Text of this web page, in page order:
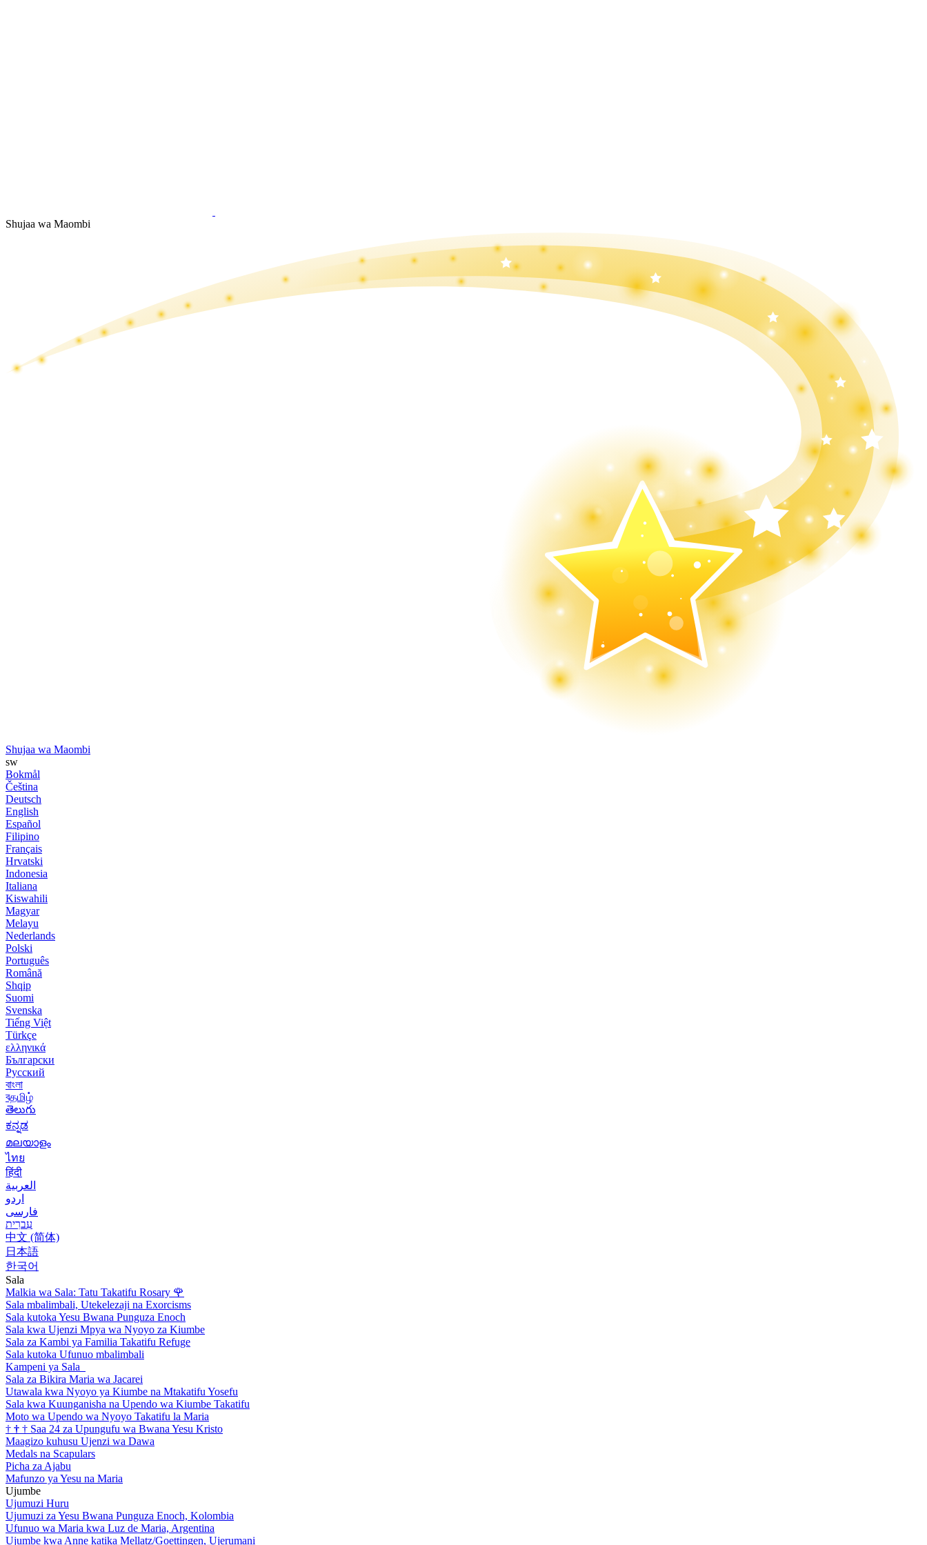
Shujaa wa Maombi
Shujaa wa Maombi
sw
Bokmål
Čeština
Deutsch
English
Español
Filipino
Français
Hrvatski
Indonesia
Italiana
Kiswahili
Magyar
Melayu
Nederlands
Polski
Português
Română
Shqip
Suomi
Svenska
Tiếng Việt
Türkçe
ελληνικά
Български
Русский
বাংলা
বதமிழ்
తెలుగు
ಕನ್ನಡ
മലയാളം
ไทย
हिंदी
العربية
اردو
فارسی
עִברִית
中文 (简体)
日本語
한국어
Sala
Malkia wa Sala: Tatu Takatifu Rosary 🌹
Sala mbalimbali, Utekelezaji na Exorcisms
Sala kutoka Yesu Bwana Punguza Enoch
Sala kwa Ujenzi Mpya wa Nyoyo za Kiumbe
Sala za Kambi ya Familia Takatifu Refuge
Sala kutoka Ufunuo mbalimbali
Kampeni ya Sala
Sala za Bikira Maria wa Jacarei
Utawala kwa Nyoyo ya Kiumbe na Mtakatifu Yosefu
Sala kwa Kuunganisha na Upendo wa Kiumbe Takatifu
Moto wa Upendo wa Nyoyo Takatifu la Maria
† † † Saa 24 za Upungufu wa Bwana Yesu Kristo
Maagizo kuhusu Ujenzi wa Dawa
Medals na Scapulars
Picha za Ajabu
Mafunzo ya Yesu na Maria
Ujumbe
Ujumuzi Huru
Ujumuzi za Yesu Bwana Punguza Enoch, Kolombia
Ufunuo wa Maria kwa Luz de Maria, Argentina
Ujumbe kwa Anne katika Mellatz/Goettingen, Ujerumani